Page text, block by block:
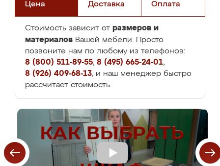
Цена Доставка Оплата
Стоимость зависит от размеров и
материалов Вашей мебели. Просто
позвоните нам по любому из телефонов:
8 (800) 511-89-55, 8 (495) 665-24-01,
8 (926) 409-68-13, и наш менеджер быстро
рассчитает стоимость.